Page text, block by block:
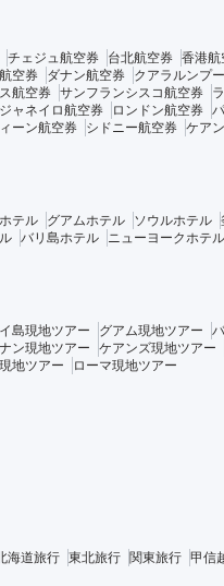
チェジュ航空券 台北航空券 香港航
空券 ダナン航空券 クアラルンプ
航空券 サンフランシスコ航空券
ャネイロ航空券 ロンドン航空券
ーン航空券 シドニー航空券 ケア
テル グアムホテル ソウルホテル
バリ島ホテル ニューヨークホテル
島現地ツアー グアム現地ツアー
ン現地ツアー ケアンズ現地ツアー
地ツアー ローマ現地ツアー
海道旅行 東北旅行 関東旅行 甲信